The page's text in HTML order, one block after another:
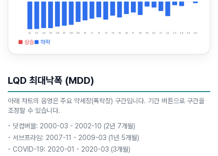
02 03 04 05 06 07 08 09 10 11 12 13 14 15 16 17 18 19 20 21 22 23 24 25 26
■ 상승■ 하락
LQD 최대낙폭 (MDD)
아래 차트의 음영은 주요 약세장(폭락장) 구간입니다. 기간 버튼으로 구간을
조정할 수 있습니다.
- 닷컴버블: 2000-03 - 2002-10 (2년 7개월)
- 서브프라임: 2007-11 - 2009-03 (1년 5개월)
- COVID-19: 2020-01 - 2020-03 (3개월)